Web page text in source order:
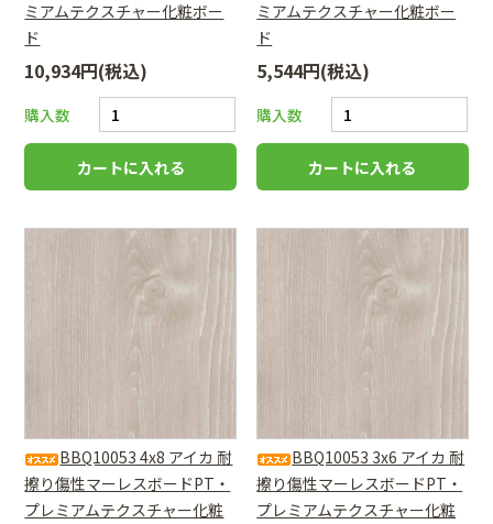
ミアムテクスチャー化粧ボー
ド
10,934円(税込)
購入数
ミアムテクスチャー化粧ボー
ド
5,544円(税込)
購入数
BBQ10053 4x8 アイカ 耐
擦り傷性マーレスボードPT・
プレミアムテクスチャー化粧
BBQ10053 3x6 アイカ 耐
擦り傷性マーレスボードPT・
プレミアムテクスチャー化粧